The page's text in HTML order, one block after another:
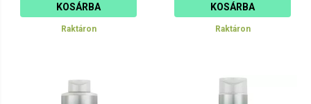
KOSÁRBA
Raktáron
KOSÁRBA
Raktáron